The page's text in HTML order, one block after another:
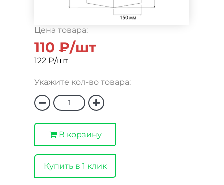
Цена товара:
110 ₽/шт
122 ₽/шт
Укажите кол-во товара:
В корзину
Купить в 1 клик